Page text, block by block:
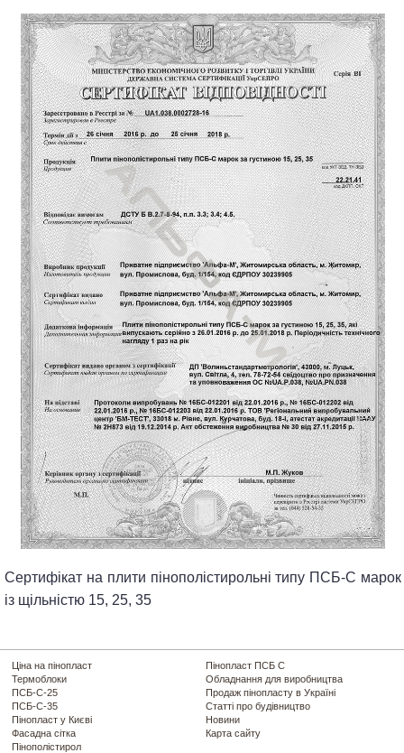
Сертифікат на плити пінополістирольні типу ПСБ-С марок
із щільністю 15, 25, 35
Ціна на пінопласт
Термоблоки
ПСБ-С-25
ПСБ-С-35
Пінопласт у Києві
Фасадна сітка
Пінополістирол
Пінопласт ПСБ С
Обладнання для виробництва
Продаж пінопласту в Україні
Статті про будівництво
Новини
Карта сайту